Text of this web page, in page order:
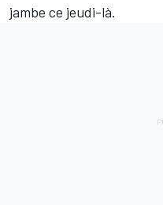
jambe ce jeudi-là.